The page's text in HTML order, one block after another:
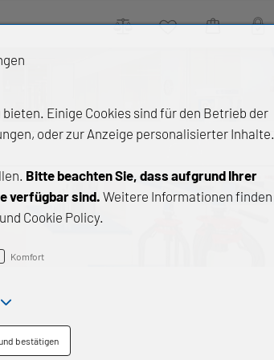
VergleichWunschlisteWarenkorb
Einige Cookies sind für den Betrieb der
oder zur Anzeige personalisierter Inhalte.
Bitte beachten Sie, dass aufgrund Ihrer
verfügbar sind. Weitere Informationen finden
Cookie Policy.
Komfort
bestätigen